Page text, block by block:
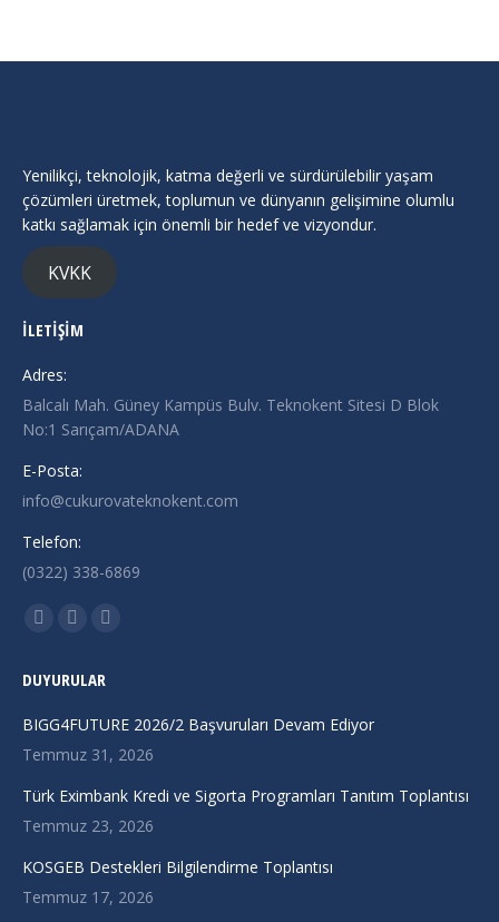
Yenilikçi, teknolojik, katma değerli ve sürdürülebilir yaşam
çözümleri üretmek, toplumun ve dünyanın gelişimine olumlu
katkı sağlamak için önemli bir hedef ve vizyondur.
KVKK
İLETİŞİM
Adres:
Balcalı Mah. Güney Kampüs Bulv. Teknokent Sitesi D Blok
No:1 Sarıçam/ADANA
E-Posta:
info@cukurovateknokent.com
Telefon:
(0322) 338-6869
Find us on:
X
opens
in
Linkedin
opens
in
new
Instagram
opens
in
new
DUYURULAR
BIGG4FUTURE 2026/2 Başvuruları Devam Ediyor
Temmuz 31, 2026
Türk Eximbank Kredi ve Sigorta Programları Tanıtım Toplantısı
Temmuz 23, 2026
KOSGEB Destekleri Bilgilendirme Toplantısı
Temmuz 17, 2026